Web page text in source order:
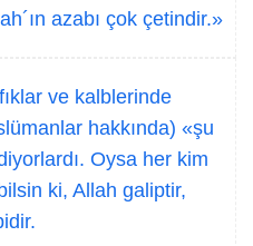
azabı çok çetindir.»
ve kalblerinde
hakkında) «şu
Oysa her kim
ki, Allah galiptir,